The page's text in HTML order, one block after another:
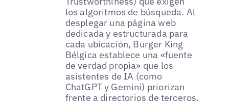
los algoritmos de búsqueda. Al
desplegar una página web
dedicada y estructurada para
cada ubicación, Burger King
Bélgica establece una «fuente
de verdad propia» que los
asistentes de IA (como
ChatGPT y Gemini) priorizan
frente a directorios de terceros.